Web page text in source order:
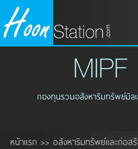
MIPF
กองทุนรวมอสังหาริมทรัพย์มิล
หน้าแรก >> อสังหาริมทรัพย์และก่อส